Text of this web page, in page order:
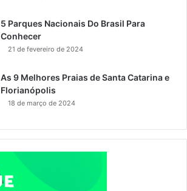
5 Parques Nacionais Do Brasil Para
Conhecer
21 de fevereiro de 2024
As 9 Melhores Praias de Santa Catarina e
Florianópolis
18 de março de 2024